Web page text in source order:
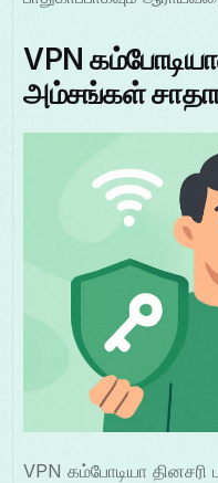
VPN
அம்சங்கள்
VPN கம்போடியா